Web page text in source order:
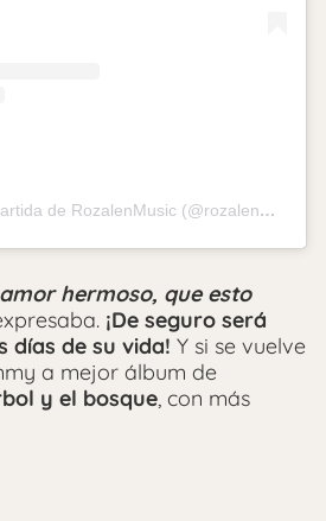
Una publicación compartida de RozalenMusic (@rozalenmusic)
hermoso, que esto
¡De seguro será
días de su vida! Y si se vuelve
a mejor álbum de
y el bosque, con más